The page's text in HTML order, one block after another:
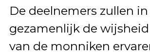
De deelnemers zullen in
gezamenlijk de
van de monniken